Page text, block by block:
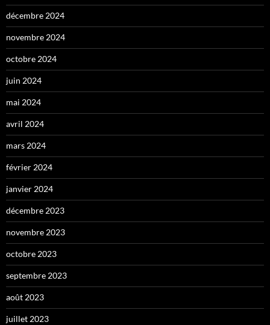
décembre 2024
novembre 2024
octobre 2024
juin 2024
mai 2024
avril 2024
mars 2024
février 2024
janvier 2024
décembre 2023
novembre 2023
octobre 2023
septembre 2023
août 2023
juillet 2023